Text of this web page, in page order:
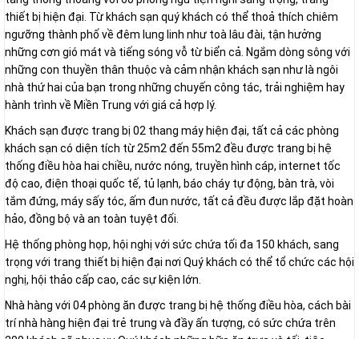
thiết bị hiện đại. Từ khách sạn quý khách có thể thoả thích chiêm
ngưỡng thành phố về đêm lung linh như toà lâu đài, tận hưởng
những cơn gió mát và tiếng sóng vỗ từ biển cả. Ngắm dòng sông với
những con thuyền thân thuộc và cảm nhận khách sạn như là ngôi
nhà thứ hai của bạn trong những chuyến công tác, trải nghiệm hay
hành trình về Miền Trung với giá cả hợp lý.
Khách sạn được trang bị 02 thang máy hiện đại, tất cả các phòng
khách sạn có diện tích từ 25m2 đến 55m2 đều được trang bị hệ
thống điều hòa hai chiều, nước nóng, truyền hình cáp, internet tốc
độ cao, điện thoại quốc tế, tủ lạnh, báo cháy tự động, bàn trà, vòi
tắm đứng, máy sấy tóc, ấm đun nước, tất cả đều được lắp đặt hoàn
hảo, đồng bộ và an toàn tuyệt đối.
Hệ thống phòng họp, hội nghị với sức chứa tối đa 150 khách, sang
trọng với trang thiết bị hiện đại nơi Quý khách có thể tổ chức các hội
nghị, hội thảo cấp cao, các sự kiện lớn.
Nhà hàng với 04 phòng ăn được trang bị hệ thống điều hòa, cách bài
trí nhà hàng hiện đại trẻ trung và đầy ấn tượng, có sức chứa trên